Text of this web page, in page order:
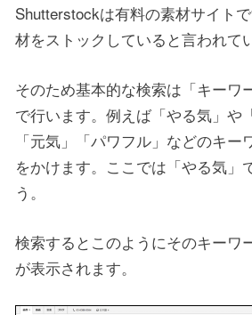
Shutterstockは有料の素材サイト
材をストックしていると言われて
そのため基本的な検索は「キーワ
で行います。例えば「やる気」や
「元気」「パワフル」などのキー
をかけます。ここでは「やる気」
う。
検索するとこのようにそのキーワ
が表示されます。